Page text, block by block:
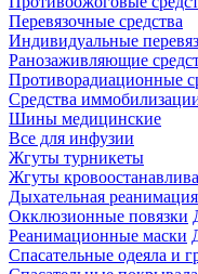
Перевязочные средства
Индивидуальные
Ранозаживляющие
Противорадиационные
Средства
Шины медицинские
Все для инфузии
Жгуты турникеты
Жгуты
Дыхательная реанимация
Окклюзионные повязки
Реанимационные маски
Спасательные одеяла и